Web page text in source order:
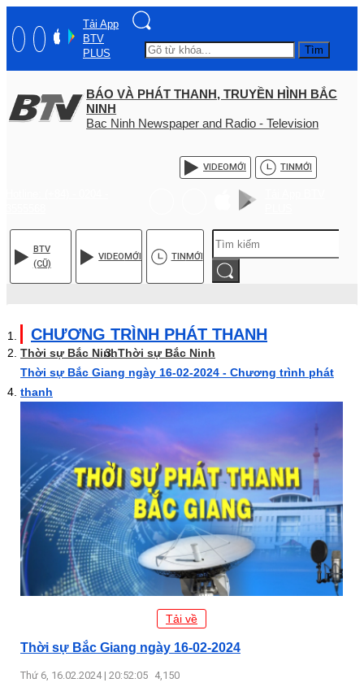
Tải App
BTV
PLUS
Tìm
BÁO VÀ PHÁT THANH, TRUYỀN HÌNH BẮC
NINH
Bac Ninh Newspaper and Radio - Television
VIDEOMỚI TINMỚI
BTV
(CŨ)
VIDEOMỚI TINMỚI
CHƯƠNG TRÌNH PHÁT THANH
Thời sự Bắc NinhThời sự Bắc Ninh
Thời sự Bắc Giang ngày 16-02-2024 - Chương trình phát
thanh
Tải về
Thời sự Bắc Giang ngày 16-02-2024
Thứ 6, 16.02.2024 | 20:52:05 4,150